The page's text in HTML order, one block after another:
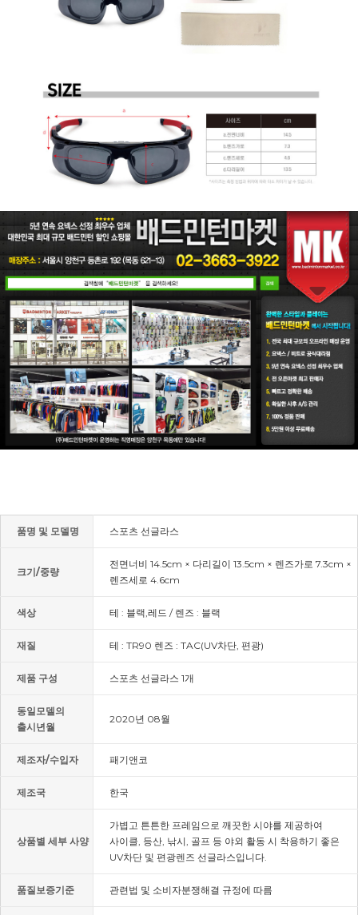
품명 및 모델명 스포츠 선글라스
크기/중량
전면너비 14.5cm × 다리길이 13.5cm × 렌즈가로 7.3cm ×
렌즈세로 4.6cm
색상 테 : 블랙,레드 / 렌즈 : 블랙
재질 테 : TR90 렌즈 : TAC(UV차단, 편광)
제품 구성 스포츠 선글라스 1개
동일모델의
출시년월
2020년 08월
제조자/수입자 패기앤코
제조국 한국
상품별 세부 사양
가볍고 튼튼한 프레임으로 깨끗한 시야를 제공하여
사이클, 등산, 낚시, 골프 등 야외 활동 시 착용하기 좋은
UV차단 및 편광렌즈 선글라스입니다.
품질보증기준 관련법 및 소비자분쟁해결 규정에 따름